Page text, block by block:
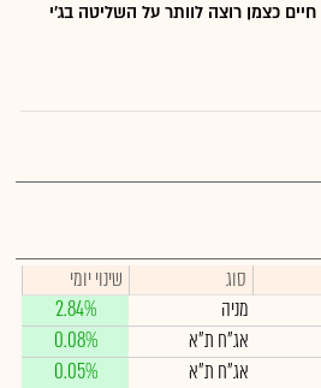
שנה: חיים כצמן רוצה לוותר על השליטה בג'י
סוג
שינוי יומי
מניה
2.84%
אג"ח ת"א
0.08%
אג"ח ת"א 0.05%